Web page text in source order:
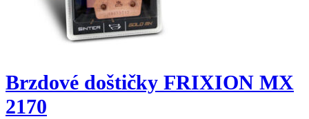
Brzdové doštičky FRIXION MX
2170